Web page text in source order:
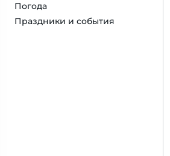
Погода
Праздники и события